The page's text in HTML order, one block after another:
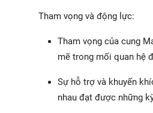
Tham vọng và động lực:
Tham vọng của cung
mẽ trong mối quan hệ
Sự hỗ trợ và khuyến
nhau đạt được những